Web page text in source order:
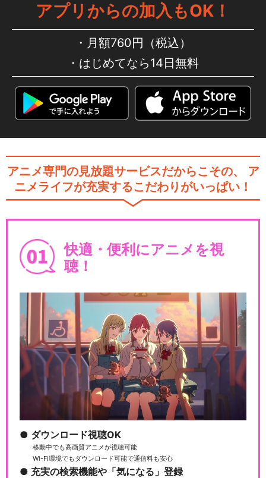
Prophecy/川田まみ
閉じる
アプリからの加入もOK！
月額760円（税込）
はじめてなら14日無料
アニメ専門の見放題サービスだからこその、
ア
ニメライフが充実するこだわりがいっぱい！
快適・便利にアニメを視
聴！
ダウンロード視聴OK
移動中でも高画質アニメが視聴可能
Wi-Fi環境でもダウンロード可能で通信料も安心
充実の検索機能や「気になる」登録